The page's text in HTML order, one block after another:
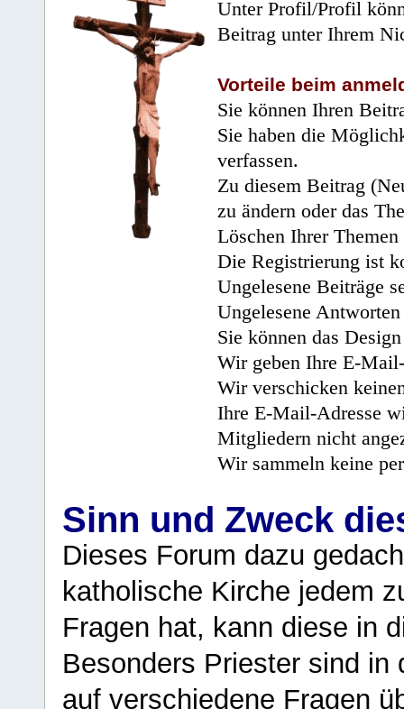
Unter Profil/Profil
Beitrag unter Ihrem
Vorteile beim
Sie können Ihren
Sie haben die
verfassen.
Zu diesem Beitrag
zu ändern oder das
Löschen Ihrer
Die Registrierung ist
Ungelesene Beiträge
Ungelesene
Sie können das
Wir geben Ihre E-
Wir verschicken
Ihre E-Mail-Adresse
Mitgliedern nicht
Wir sammeln keine
Sinn und Zweck
Dieses Forum dazu
katholische Kirche jedem
Fragen hat, kann diese in
Besonders Priester sind in
auf verschiedene Fragen